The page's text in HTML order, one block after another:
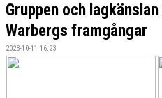
GÄSTBOK
BILDGALLERI
Gruppen och
Warbergs framgångar
2023-10-11 16:23